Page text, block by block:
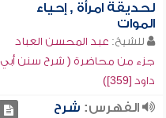
لحديقة امرأة , إحياء
الموات
للشيخ: عبد المحسن العباد
جزء من محاضرة ( شرح سنن أبي
داود [359])
الفهرس: شرح